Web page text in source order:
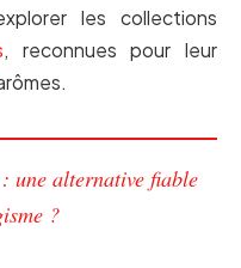
les collections
, reconnues pour leur
une alternative fiable
?